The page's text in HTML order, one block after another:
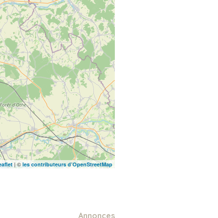
| © les contributeurs d’OpenStreetMap
Annonces